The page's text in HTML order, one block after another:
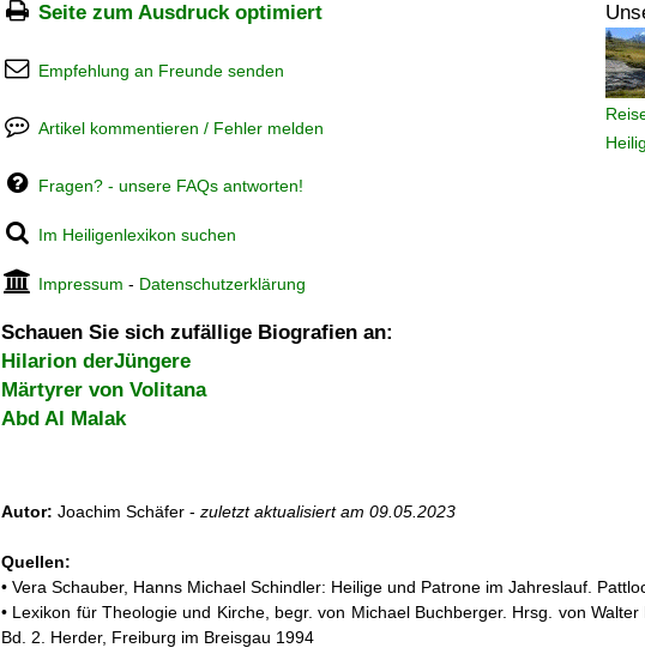
Seite zum Ausdruck optimiert
Empfehlung an Freunde senden
Artikel kommentieren / Fehler melden
Fragen? - unsere FAQs antworten!
Im Heiligenlexikon suchen
Impressum - Datenschutzerklärung
Schauen Sie sich zufällige Biografien an:
Hilarion derJüngere
Märtyrer von Volitana
Abd Al Malak
Autor: Joachim Schäfer - zuletzt aktualisiert am 09.05.2023
Quellen:
• Vera Schauber, Hanns Michael Schindler: Heilige und Patrone im Jahreslauf.
• Lexikon für Theologie und Kirche, begr. von Michael Buchberger. Hrsg. von
Bd. 2. Herder, Freiburg im Breisgau 1994